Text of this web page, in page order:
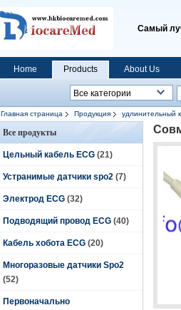
Самый
Home Products About Us
Главная страница Продукция удлинительный
Все продукты
Цельный кабель ECG (21)
Устранимые датчики spo2 (7)
Электрод ECG (32)
Подводящий провод ECG (40)
Кабель хобота ECG (20)
Многоразовые датчики Spo2
(52)
Первоначально